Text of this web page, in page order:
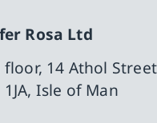
Rosa Ltd
floor, 14 Athol
Isle of Man